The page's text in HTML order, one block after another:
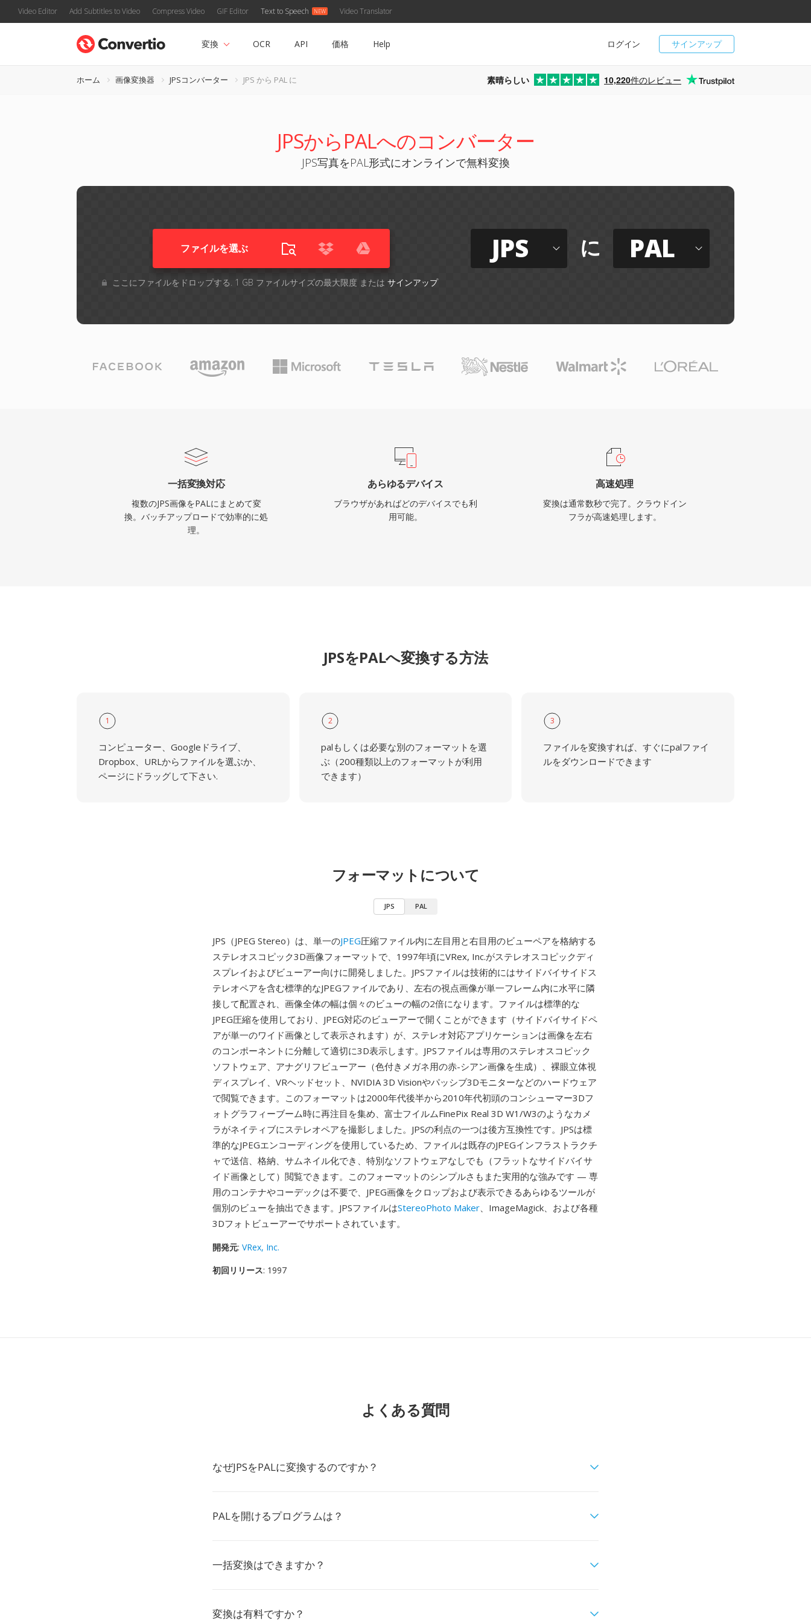
Video Editor Add Subtitles to Video Compress Video GIF Editor Text to Speech Video Translator
サインアップ
ログイン
変換 OCR API 価格 Help
ホーム 画像変換器 JPSコンバーター JPS から PAL に 素晴らしい 10,220件のレビュー
JPSからPALへのコンバーター
JPS写真をPAL形式にオンラインで無料変換
ファイルを選ぶ
ここにファイルをドロップする. 1 GB ファイルサイズの最大限度 または サインアップ
JPS に PAL
一括変換対応
複数のJPS画像をPALにまとめて変
換。バッチアップロードで効率的に処
理。
あらゆるデバイス
ブラウザがあればどのデバイスでも利
用可能。
高速処理
変換は通常数秒で完了。クラウドイン
フラが高速処理します。
JPSをPALへ変換する方法
1
コンピューター、Googleドライブ、
Dropbox、URLからファイルを選ぶか、
ページにドラッグして下さい.
2
palもしくは必要な別のフォーマットを選
ぶ（200種類以上のフォーマットが利用
できます）
3
ファイルを変換すれば、すぐにpalファイ
ルをダウンロードできます
フォーマットについて
JPS PAL
JPS（JPEG Stereo）は、単一のJPEG圧縮ファイル内に左目用と右目用のビューペアを格納する
ステレオスコピック3D画像フォーマットで、1997年頃にVRex, Inc.がステレオスコピックディ
スプレイおよびビューアー向けに開発しました。JPSファイルは技術的にはサイドバイサイドス
テレオペアを含む標準的なJPEGファイルであり、左右の視点画像が単一フレーム内に水平に隣
接して配置され、画像全体の幅は個々のビューの幅の2倍になります。ファイルは標準的な
JPEG圧縮を使用しており、JPEG対応のビューアーで開くことができます（サイドバイサイドペ
アが単一のワイド画像として表示されます）が、ステレオ対応アプリケーションは画像を左右
のコンポーネントに分離して適切に3D表示します。JPSファイルは専用のステレオスコピック
ソフトウェア、アナグリフビューアー（色付きメガネ用の赤-シアン画像を生成）、裸眼立体視
ディスプレイ、VRヘッドセット、NVIDIA 3D Visionやパッシブ3Dモニターなどのハードウェア
で閲覧できます。このフォーマットは2000年代後半から2010年代初頭のコンシューマー3Dフ
ォトグラフィーブーム時に再注目を集め、富士フイルムFinePix Real 3D W1/W3のようなカメ
ラがネイティブにステレオペアを撮影しました。JPSの利点の一つは後方互換性です。JPSは標
準的なJPEGエンコーディングを使用しているため、ファイルは既存のJPEGインフラストラクチ
ャで送信、格納、サムネイル化でき、特別なソフトウェアなしでも（フラットなサイドバイサ
イド画像として）閲覧できます。このフォーマットのシンプルさもまた実用的な強みです — 専
用のコンテナやコーデックは不要で、JPEG画像をクロップおよび表示できるあらゆるツールが
個別のビューを抽出できます。JPSファイルはStereoPhoto Maker、ImageMagick、および各種
3Dフォトビューアーでサポートされています。
開発元: VRex, Inc.
初回リリース: 1997
よくある質問
なぜJPSをPALに変換するのですか？
PALを開けるプログラムは？
一括変換はできますか？
変換は有料ですか？